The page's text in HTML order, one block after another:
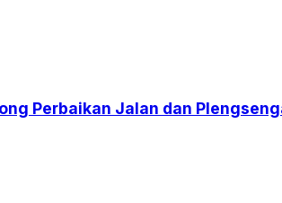
Perbaikan Jalan dan